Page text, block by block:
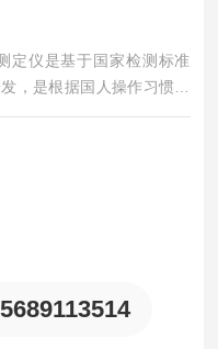
定仪是基于国家检测标准
，是根据国人操作习惯，
理念开发的一款便携式快